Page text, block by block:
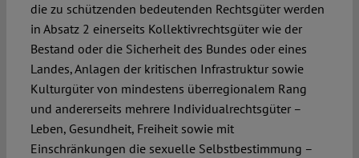
die zu schützenden bedeutenden Rechtsgüter werden
in Absatz 2 einerseits Kollektivrechtsgüter wie der
Bestand oder die Sicherheit des Bundes oder eines
Landes, Anlagen der kritischen Infrastruktur sowie
Kulturgüter von mindestens überregionalem Rang
und andererseits mehrere Individualrechtsgüter –
Leben, Gesundheit, Freiheit sowie mit
Einschränkungen die sexuelle Selbstbestimmung –